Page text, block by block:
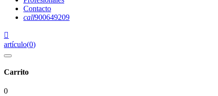
Contacto
call900649209

artículo(0)
Carrito
0